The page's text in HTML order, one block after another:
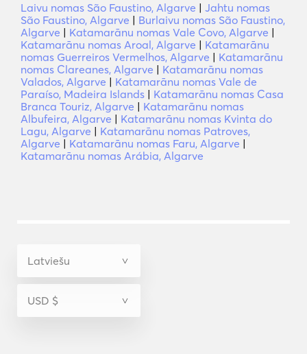
Laivu nomas São Faustino, Algarve | Jahtu nomas
São Faustino, Algarve | Burlaivu nomas São Faustino,
Algarve | Katamarānu nomas Vale Covo, Algarve |
Katamarānu nomas Aroal, Algarve | Katamarānu
nomas Guerreiros Vermelhos, Algarve | Katamarānu
nomas Clareanes, Algarve | Katamarānu nomas
Valados, Algarve | Katamarānu nomas Vale de
Paraíso, Madeira Islands | Katamarānu nomas Casa
Branca Touriz, Algarve | Katamarānu nomas
Albufeira, Algarve | Katamarānu nomas Kvinta do
Lagu, Algarve | Katamarānu nomas Patroves,
Algarve | Katamarānu nomas Faru, Algarve |
Katamarānu nomas Arábia, Algarve